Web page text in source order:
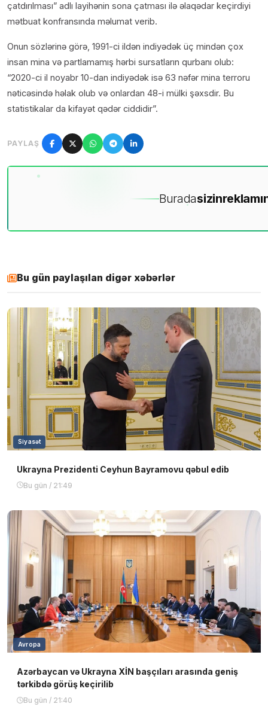
çatdırılması” adlı layihənin sona çatması ilə əlaqədar keçirdiyi
mətbuat konfransında məlumat verib.
Onun sözlərinə görə, 1991-ci ildən indiyədək üç mindən çox
insan mina və partlamamış hərbi sursatların qurbanı olub:
“2020-ci il noyabr 10-dan indiyədək isə 63 nəfər mina terroru
nəticəsində həlak olub və onlardan 48-i mülki şəxsdir. Bu
statistikalar da kifayət qədər ciddidir”.
PAYLAŞ
Buradasizin
Bu gün paylaşılan digər xəbərlər
Siyasət
Ukrayna Prezidenti Ceyhun Bayramovu qəbul edib
Bu gün / 21:49
Avropa
Azərbaycan və Ukrayna XİN başçıları arasında geniş
tərkibdə görüş keçirilib
Bu gün / 21:40